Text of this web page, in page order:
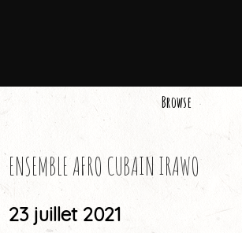
Browse
ENSEMBLE AFRO CUBAIN IRAWO
23 juillet 2021